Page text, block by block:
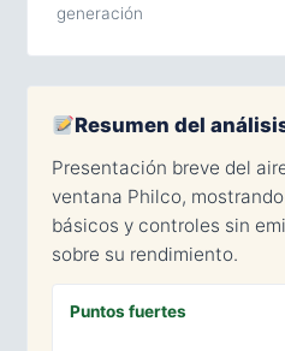
generación
Resumen del
Presentación breve del
ventana Philco,
básicos y controles sin
sobre su rendimiento.
Puntos fuertes